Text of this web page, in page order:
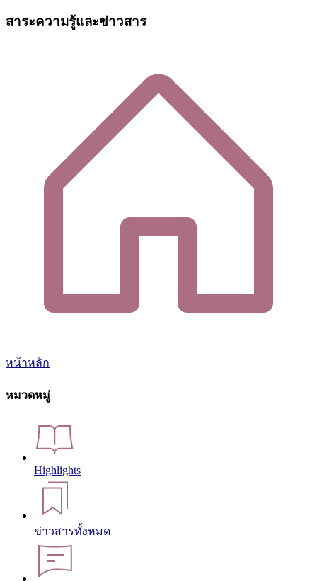
สาระความรู้และข่าวสาร
หน้าหลัก
หมวดหมู่
Highlights
ข่าวสารทั้งหมด